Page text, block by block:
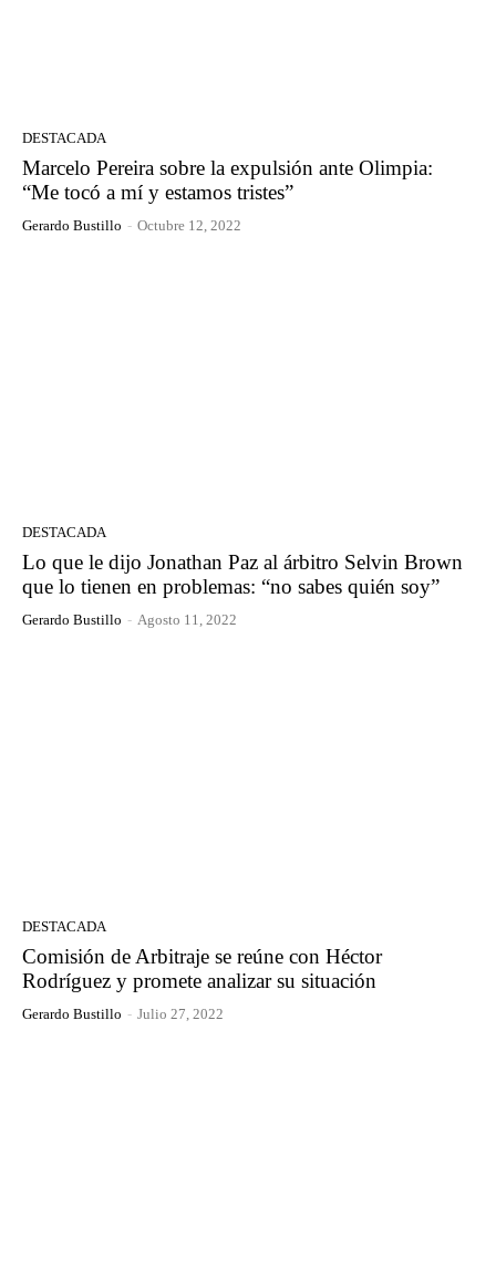
DESTACADA
Marcelo Pereira sobre la expulsión ante Olimpia:
“Me tocó a mí y estamos tristes”
Gerardo Bustillo - Octubre 12, 2022
DESTACADA
Lo que le dijo Jonathan Paz al árbitro Selvin Brown
que lo tienen en problemas: “no sabes quién soy”
Gerardo Bustillo - Agosto 11, 2022
DESTACADA
Comisión de Arbitraje se reúne con Héctor
Rodríguez y promete analizar su situación
Gerardo Bustillo - Julio 27, 2022